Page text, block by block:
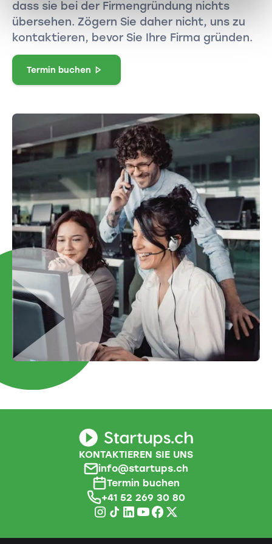
dass sie bei der Firmengründung nichts
übersehen. Zögern Sie daher nicht, uns zu
kontaktieren, bevor Sie Ihre Firma gründen.
Termin buchen
KONTAKTIEREN SIE UNS
info@startups.ch
Termin buchen
+41 52 269 30 80